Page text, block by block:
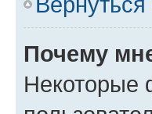
Почему
Некоторые